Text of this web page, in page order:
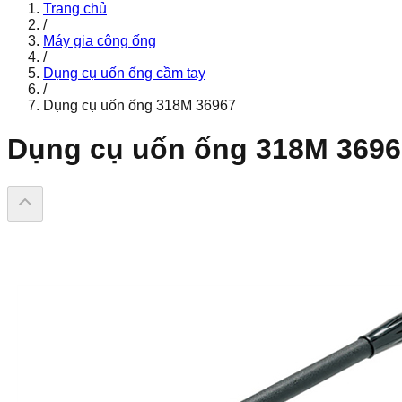
Trang chủ
/
Máy gia công ống
/
Dụng cụ uốn ống cầm tay
/
Dụng cụ uốn ống 318M 36967
Dụng cụ uốn ống 318M